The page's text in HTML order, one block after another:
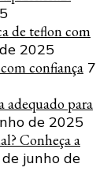
de teflon com
2025
confiança 7
adequado para
de 2025
Conheça a
junho de